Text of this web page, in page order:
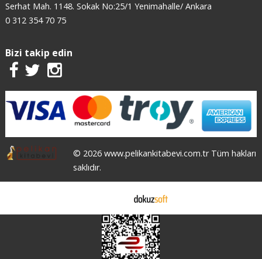
Serhat Mah. 1148. Sokak No:25/1 Yenimahalle/ Ankara
0 312 354 70 75
Bizi takip edin
© 2026 www.pelikankitabevi.com.tr Tüm hakları
saklıdır.